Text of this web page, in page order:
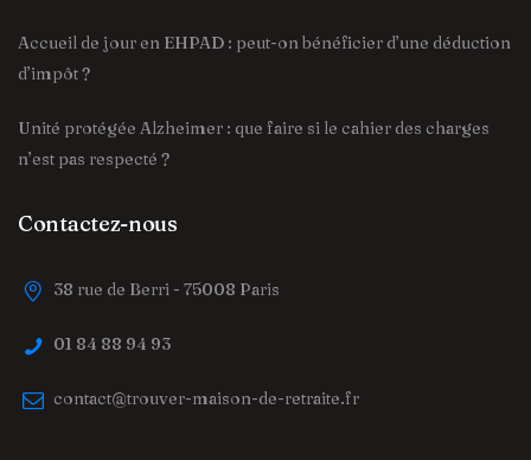
Accueil de jour en EHPAD : peut-on bénéficier d’une déduction
d’impôt ?
Unité protégée Alzheimer : que faire si le cahier des charges
n’est pas respecté ?
Contactez-nous
38 rue de Berri - 75008 Paris
01 84 88 94 93
contact@trouver-maison-de-retraite.fr